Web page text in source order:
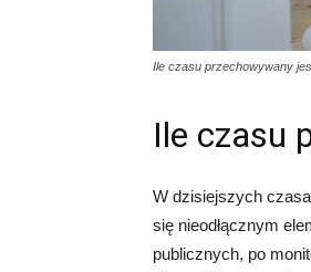
Ile czasu przechowywany
Ile czasu
W dzisiejszych
się nieodłącznym
publicznych, po